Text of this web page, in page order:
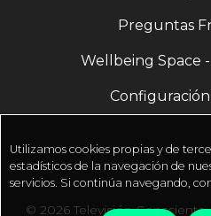
Preguntas
Wellbeing Space
© 2026 Televisión Consciente
Utilizamos cookies propias y de
estadísticos de la navegación de
servicios. Si continúa navegando,